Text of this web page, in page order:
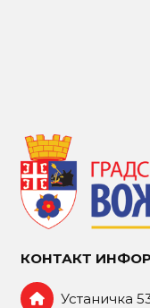
КОНТАКТ
Устаничка